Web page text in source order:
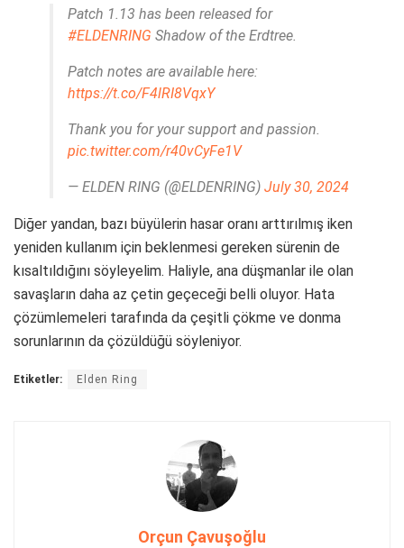
Patch 1.13 has been released for
#ELDENRING Shadow of the Erdtree.
Patch notes are available here:
https://t.co/F4lRI8VqxY
Thank you for your support and passion.
pic.twitter.com/r40vCyFe1V
— ELDEN RING (@ELDENRING) July 30, 2024
Diğer yandan, bazı büyülerin hasar oranı arttırılmış iken
yeniden kullanım için beklenmesi gereken sürenin de
kısaltıldığını söyleyelim. Haliyle, ana düşmanlar ile olan
savaşların daha az çetin geçeceği belli oluyor. Hata
çözümlemeleri tarafında da çeşitli çökme ve donma
sorunlarının da çözüldüğü söyleniyor.
Etiketler: Elden Ring
Orçun Çavuşoğlu